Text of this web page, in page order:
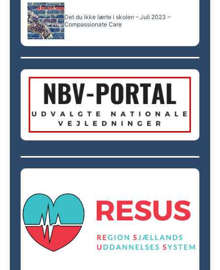
Det du ikke lærte i skolen – Juli 2023 –
Compassionate Care